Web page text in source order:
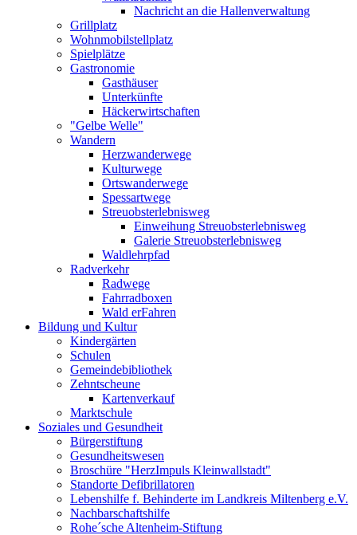
Nachricht an die Hallenverwaltung
Grillplatz
Wohnmobilstellplatz
Spielplätze
Gastronomie
Gasthäuser
Unterkünfte
Häckerwirtschaften
"Gelbe Welle"
Wandern
Herzwanderwege
Kulturwege
Ortswanderwege
Spessartwege
Streuobsterlebnisweg
Einweihung Streuobsterlebnisweg
Galerie Streuobsterlebnisweg
Waldlehrpfad
Radverkehr
Radwege
Fahrradboxen
Wald erFahren
Bildung und Kultur
Kindergärten
Schulen
Gemeindebibliothek
Zehntscheune
Kartenverkauf
Marktschule
Soziales und Gesundheit
Bürgerstiftung
Gesundheitswesen
Broschüre "HerzImpuls Kleinwallstadt"
Standorte Defibrillatoren
Lebenshilfe f. Behinderte im Landkreis Miltenberg e.V.
Nachbarschaftshilfe
Rohe´sche Altenheim-Stiftung